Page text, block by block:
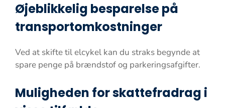
Øjeblikkelig besparelse på
transportomkostninger
Ved at skifte til elcykel kan du straks begynde at
spare penge på brændstof og parkeringsafgifter.
Muligheden for skattefradrag i